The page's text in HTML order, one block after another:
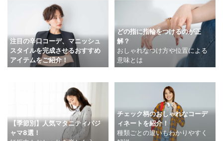
注目の辛口コーデ、マニッシュ
スタイルを完成させるおすすめ
アイテムをご紹介！
どの指に指輪をつけるのが正
解？
おしゃれなつけ方や位置による
意味とは
【季節別】人気マタニティパジ
ャマ8選！
チェック柄のおしゃれなコーデ
ィネートを紹介！
種類ごとの違いもわかりやすく